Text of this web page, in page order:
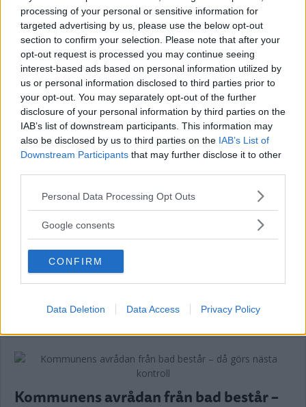
processing of your personal or sensitive information for
targeted advertising by us, please use the below opt-out
section to confirm your selection. Please note that after your
opt-out request is processed you may continue seeing
interest-based ads based on personal information utilized by
us or personal information disclosed to third parties prior to
your opt-out. You may separately opt-out of the further
disclosure of your personal information by third parties on the
IAB’s list of downstream participants. This information may
also be disclosed by us to third parties on the IAB’s List of
Downstream Participants that may further disclose it to other
Please note that this website/app uses one or more Google
not limited to your visit or usage behaviour. You may click to
use your data for below specified purposes in below Google
consent section.
Personal Data Processing Opt Outs
Google consents
CONFIRM
Data Deletion Data Access Privacy Policy
Annons:
Gata och parkering
stängs av under
rallyfesten
NYHETER
Vimmerby Camping firar 75-årsjubileum
– så blir festerna
NYHETER 04 augusti 2026 18.00
Kommunens avrådan från bad består –